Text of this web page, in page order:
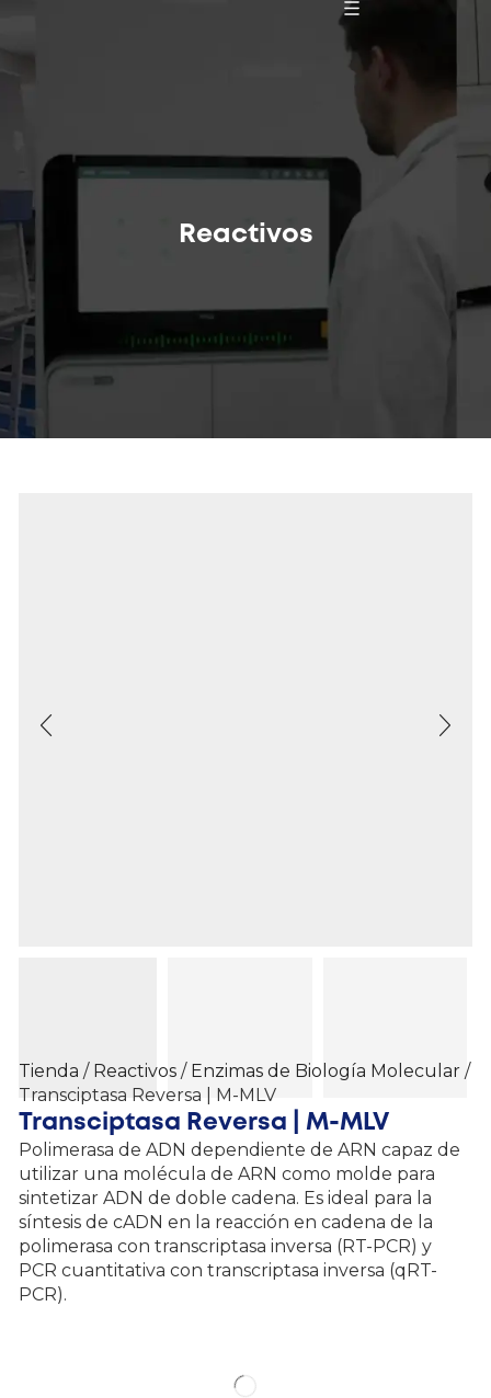
Reactivos
Tienda / Reactivos / Enzimas de Biología Molecular /
Transciptasa Reversa | M-MLV
Transciptasa Reversa | M-MLV
Polimerasa de ADN dependiente de ARN capaz de
utilizar una molécula de ARN como molde para
sintetizar ADN de doble cadena. Es ideal para la
síntesis de cADN en la reacción en cadena de la
polimerasa con transcriptasa inversa (RT-PCR) y
PCR cuantitativa con transcriptasa inversa (qRT-
PCR).